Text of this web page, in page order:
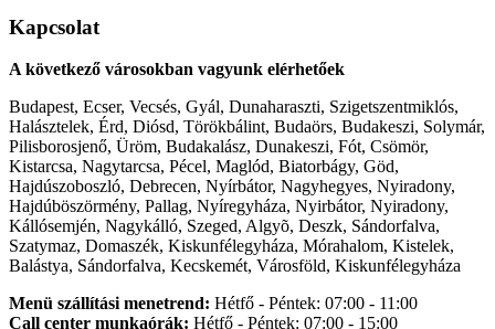
Kapcsolat
A következő városokban vagyunk elérhetőek
Budapest, Ecser, Vecsés, Gyál, Dunaharaszti, Szigetszentmiklós,
Halásztelek, Érd, Diósd, Törökbálint, Budaörs, Budakeszi, Solymár,
Pilisborosjenő, Üröm, Budakalász, Dunakeszi, Fót, Csömör,
Kistarcsa, Nagytarcsa, Pécel, Maglód, Biatorbágy, Göd,
Hajdúszoboszló, Debrecen, Nyírbátor, Nagyhegyes, Nyiradony,
Hajdúböszörmény, Pallag, Nyíregyháza, Nyirbátor, Nyiradony,
Kállósemjén, Nagykálló, Szeged, Algyõ, Deszk, Sándorfalva,
Szatymaz, Domaszék, Kiskunfélegyháza, Mórahalom, Kistelek,
Balástya, Sándorfalva, Kecskemét, Városföld, Kiskunfélegyháza
Menü szállítási menetrend: Hétfő - Péntek: 07:00 - 11:00
Call center munkaórák: Hétfő - Péntek: 07:00 - 15:00